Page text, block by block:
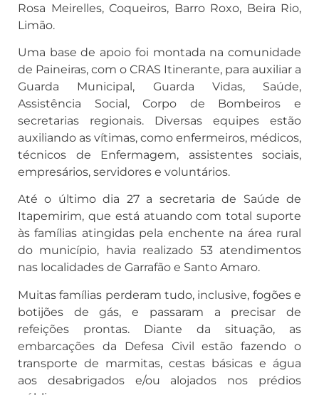
Rosa Meirelles, Coqueiros, Barro Roxo, Beira Rio,
Limão.
Uma base de apoio foi montada na comunidade
de Paineiras, com o CRAS Itinerante, para auxiliar a
Guarda Municipal, Guarda Vidas, Saúde,
Assistência Social, Corpo de Bombeiros e
secretarias regionais. Diversas equipes estão
auxiliando as vítimas, como enfermeiros, médicos,
técnicos de Enfermagem, assistentes sociais,
empresários, servidores e voluntários.
Até o último dia 27 a secretaria de Saúde de
Itapemirim, que está atuando com total suporte
às famílias atingidas pela enchente na área rural
do município, havia realizado 53 atendimentos
nas localidades de Garrafão e Santo Amaro.
Muitas famílias perderam tudo, inclusive, fogões e
botijões de gás, e passaram a precisar de
refeições prontas. Diante da situação, as
embarcações da Defesa Civil estão fazendo o
transporte de marmitas, cestas básicas e água
aos desabrigados e/ou alojados nos prédios